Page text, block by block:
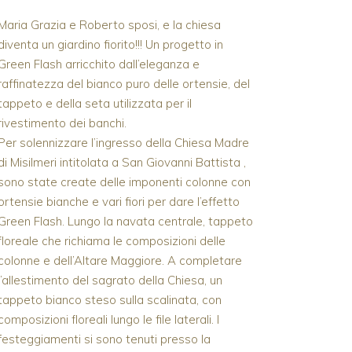
Grazia e Roberto sposi, e la chiesa
un giardino fiorito!!! Un progetto in
Flash arricchito dall’eleganza e
del bianco puro delle ortensie, del
e della seta utilizzata per il
dei banchi.
solennizzare l’ingresso della Chiesa Madre
Misilmeri intitolata a San Giovanni Battista ,
state create delle imponenti colonne con
bianche e vari fiori per dare l’effetto
Flash. Lungo la navata centrale, tappeto
che richiama le composizioni delle
e dell’Altare Maggiore. A completare
del sagrato della Chiesa, un
bianco steso sulla scalinata, con
floreali lungo le file laterali. I
si sono tenuti presso la